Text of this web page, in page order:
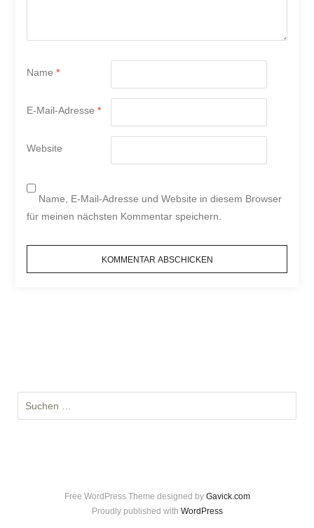
Name *
E-Mail-Adresse *
Website
Name, E-Mail-Adresse und Website in diesem Browser
für meinen nächsten Kommentar speichern.
u
Free WordPress Theme designed by Gavick.com
Proudly published with WordPress